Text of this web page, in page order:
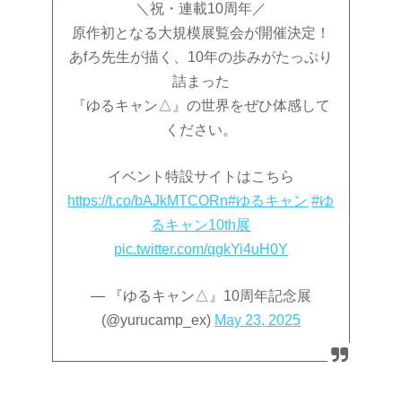
＼祝・連載10周年／
原作初となる大規模展覧会が開催決定！
あfろ先生が描く、10年の歩みがたっぷり
詰まった
『ゆるキャン△』の世界をぜひ体感して
ください。
イベント特設サイトはこちら
https://t.co/bAJkMTCORn#ゆるキャン #ゆ
るキャン10th展
pic.twitter.com/qgkYi4uH0Y
— 『ゆるキャン△』10周年記念展
(@yurucamp_ex) May 23, 2025